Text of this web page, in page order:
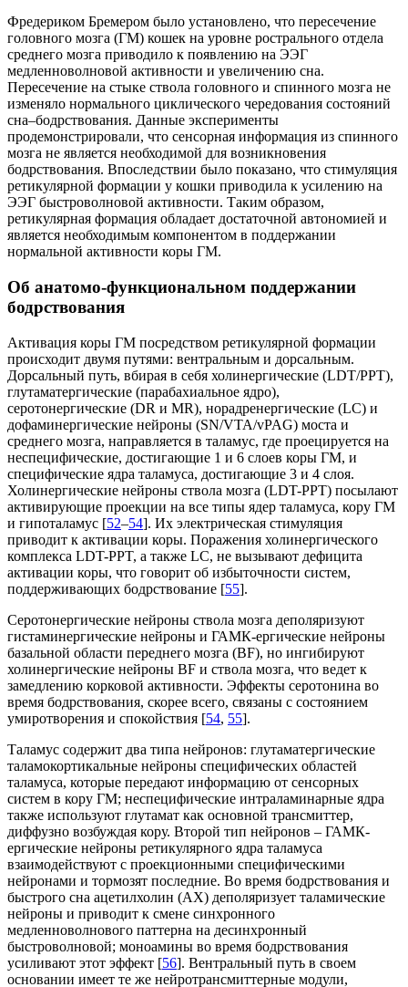
Фредериком Бремером было установлено, что пересечение
головного мозга (ГМ) кошек на уровне рострального отдела
среднего мозга приводило к появлению на ЭЭГ
медленноволновой активности и увеличению сна.
Пересечение на стыке ствола головного и спинного мозга не
изменяло нормального циклического чередования состояний
сна–бодрствования. Данные эксперименты
продемонстрировали, что сенсорная информация из спинного
мозга не является необходимой для возникновения
бодрствования. Впоследствии было показано, что стимуляция
ретикулярной формации у кошки приводила к усилению на
ЭЭГ быстроволновой активности. Таким образом,
ретикулярная формация обладает достаточной автономией и
является необходимым компонентом в поддержании
нормальной активности коры ГМ.
Об анатомо-функциональном поддержании
бодрствования
Активация коры ГМ посредством ретикулярной формации
происходит двумя путями: вентральным и дорсальным.
Дорсальный путь, вбирая в себя холинергические (LDT/PPT),
глутаматергические (парабахиальное ядро),
серотонергические (DR и МR), норадренергические (LC) и
дофаминергические нейроны (SN/VTA/vPAG) моста и
среднего мозга, направляется в таламус, где проецируется на
неспецифические, достигающие 1 и 6 слоев коры ГМ, и
специфические ядра таламуса, достигающие 3 и 4 слоя.
Холинергические нейроны ствола мозга (LDT-PPT) посылают
активирующие проекции на все типы ядер таламуса, кору ГМ
и гипоталамус [52–54]. Их электрическая стимуляция
приводит к активации коры. Поражения холинергического
комплекса LDT-PPT, а также LC, не вызывают дефицита
активации коры, что говорит об избыточности систем,
поддерживающих бодрствование [55].
Серотонергические нейроны ствола мозга деполяризуют
гистаминергические нейроны и ГАМК-ергические нейроны
базальной области переднего мозга (BF), но ингибируют
холинергические нейроны BF и ствола мозга, что ведет к
замедлению корковой активности. Эффекты серотонина во
время бодрствования, скорее всего, связаны с состоянием
умиротворения и спокойствия [54, 55].
Таламус содержит два типа нейронов: глутаматергические
таламокортикальные нейроны специфических областей
таламуса, которые передают информацию от сенсорных
систем в кору ГМ; неспецифические интраламинарные ядра
также используют глутамат как основной трансмиттер,
диффузно возбуждая кору. Второй тип нейронов – ГАМК-
ергические нейроны ретикулярного ядра таламуса
взаимодействуют с проекционными специфическими
нейронами и тормозят последние. Во время бодрствования и
быстрого сна ацетилхолин (АХ) деполяризует таламические
нейроны и приводит к смене синхронного
медленноволнового паттерна на десинхронный
быстроволновой; моноамины во время бодрствования
усиливают этот эффект [56]. Вентральный путь в своем
основании имеет те же нейротрансмиттерные модули,